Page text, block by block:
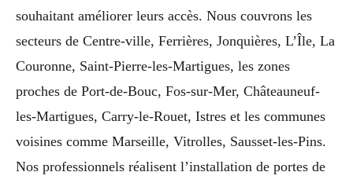
souhaitant améliorer leurs accès. Nous couvrons les
secteurs de Centre-ville, Ferrières, Jonquières, L’Île, La
Couronne, Saint-Pierre-les-Martigues, les zones
proches de Port-de-Bouc, Fos-sur-Mer, Châteauneuf-
les-Martigues, Carry-le-Rouet, Istres et les communes
voisines comme Marseille, Vitrolles, Sausset-les-Pins.
Nos professionnels réalisent l’installation de portes de